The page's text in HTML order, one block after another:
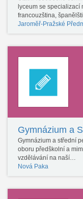
lyceum se
francouzština,
Jaroměř-Pražské
Gymnázium a
Gymnázium a střední
oboru předškolní a
vzdělávání na naší…
Nová Paka